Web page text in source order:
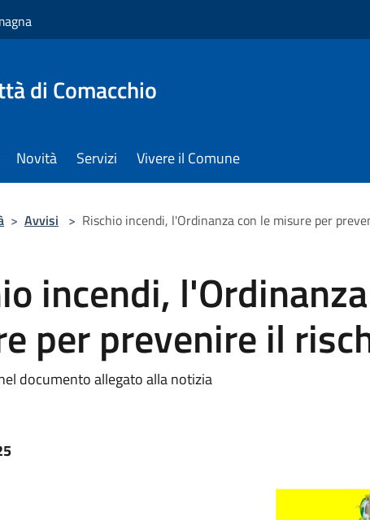
di Comacchio
Novità Servizi Vivere il Comune
> Avvisi > Rischio incendi, l'Ordinanza con le misure per
incendi,
per prevenire il
documento allegato alla notizia